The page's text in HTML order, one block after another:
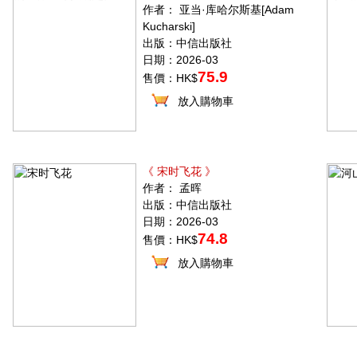
作者： 亚当·库哈尔斯基[Adam
Kucharski]
出版：中信出版社
日期：2026-03
售價：HK$75.9
放入購物車
《 宋时飞花 》
作者： 孟晖
出版：中信出版社
日期：2026-03
售價：HK$74.8
放入購物車